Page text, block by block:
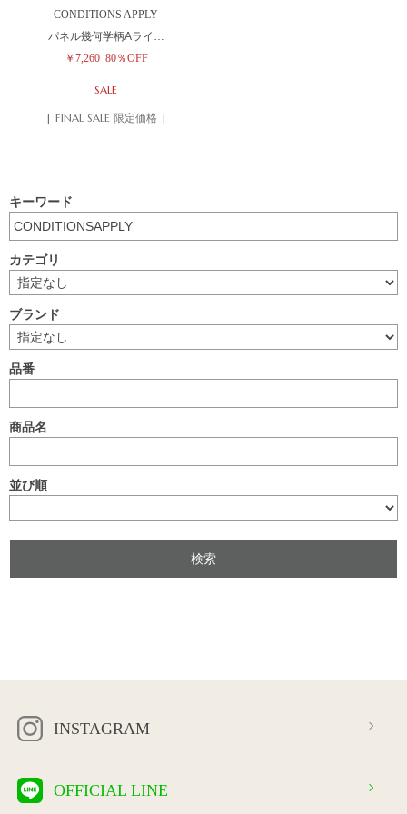
CONDITIONS APPLY
パネル幾何学柄Aライ…
￥7,260 80％OFF
SALE
| FINAL SALE 限定価格 |
キーワード
カテゴリ
ブランド
品番
商品名
並び順
INSTAGRAM
OFFICIAL LINE